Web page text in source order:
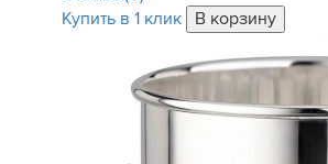
Купить в 1 клик